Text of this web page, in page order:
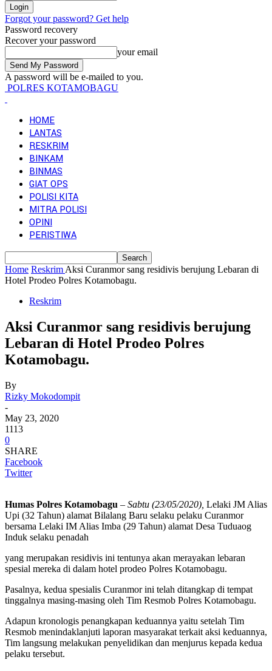
Forgot your password? Get help
Password recovery
Recover your password
your email
A password will be e-mailed to you.
POLRES KOTAMOBAGU
HOME
LANTAS
RESKRIM
BINKAM
BINMAS
GIAT OPS
POLISI KITA
MITRA POLISI
OPINI
PERISTIWA
Home Reskrim Aksi Curanmor sang residivis berujung Lebaran di
Hotel Prodeo Polres Kotamobagu.
Reskrim
Aksi Curanmor sang residivis berujung
Lebaran di Hotel Prodeo Polres
Kotamobagu.
By
Rizky Mokodompit
-
May 23, 2020
1113
0
SHARE
Facebook
Twitter
Humas Polres Kotamobagu – Sabtu (23/05/2020), Lelaki JM Alias
Upi (32 Tahun) alamat Bilalang Baru selaku pelaku Curanmor
bersama Lelaki IM Alias Imba (29 Tahun) alamat Desa Tuduaog
Induk selaku penadah
yang merupakan residivis ini tentunya akan merayakan lebaran
spesial mereka di dalam hotel prodeo Polres Kotamobagu.
Pasalnya, kedua spesialis Curanmor ini telah ditangkap di tempat
tinggalnya masing-masing oleh Tim Resmob Polres Kotamobagu.
Adapun kronologis penangkapan keduannya yaitu setelah Tim
Resmob menindaklanjuti laporan masyarakat terkait aksi keduannya,
Tim langsung melakukan penyelidikan dan menjurus kepada kedua
pelaku tersebut.